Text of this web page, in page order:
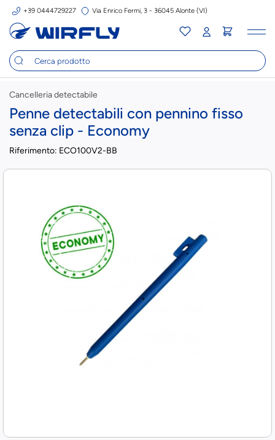
+39 0444729227 Via Enrico Fermi, 3 - 36045 Alonte (VI)
Cancelleria detectabile
Penne detectabili con pennino fisso
senza clip - Economy
Riferimento: ECO100V2-BB